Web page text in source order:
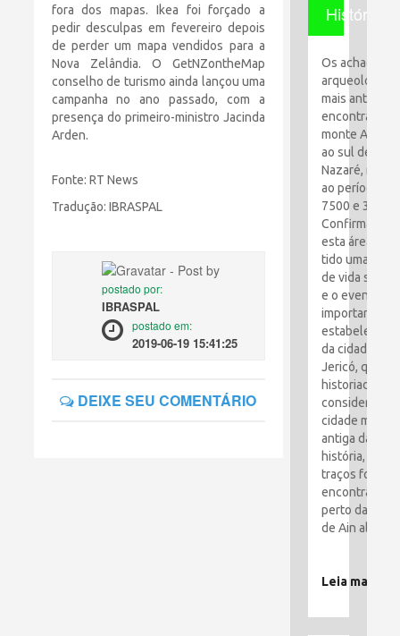
fora dos mapas. Ikea foi forçado a
pedir desculpas em fevereiro depois
de perder um mapa vendidos para a
Nova Zelândia. O GetNZontheMap
conselho de turismo ainda lançou uma
campanha no ano passado, com a
presença do primeiro-ministro Jacinda
Arden.
Fonte: RT News
Tradução: IBRASPAL
postado por:
IBRASPAL
postado em:
2019-06-19 15:41:25
DEIXE SEU COMENTÁRIO
História
Os achados
arqueológicos
mais antigos
encontrados
monte Al-
ao sul de
Nazaré,
ao período
7500 e 3100
Confirma que
esta área tem
tido uma
de vida
e o evento
importante
da cidade de
Jericó, que os
historiadores
consideram a
cidade mais
antiga da
história, seus
traços foram
encontrados
perto da
de Ain al-
Leia mais